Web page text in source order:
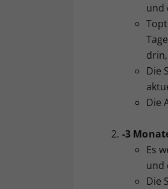
und
Die
Die
-3
Es
und
Die